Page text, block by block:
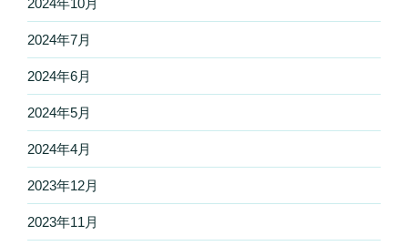
2024年10月
2024年7月
2024年6月
2024年5月
2024年4月
2023年12月
2023年11月